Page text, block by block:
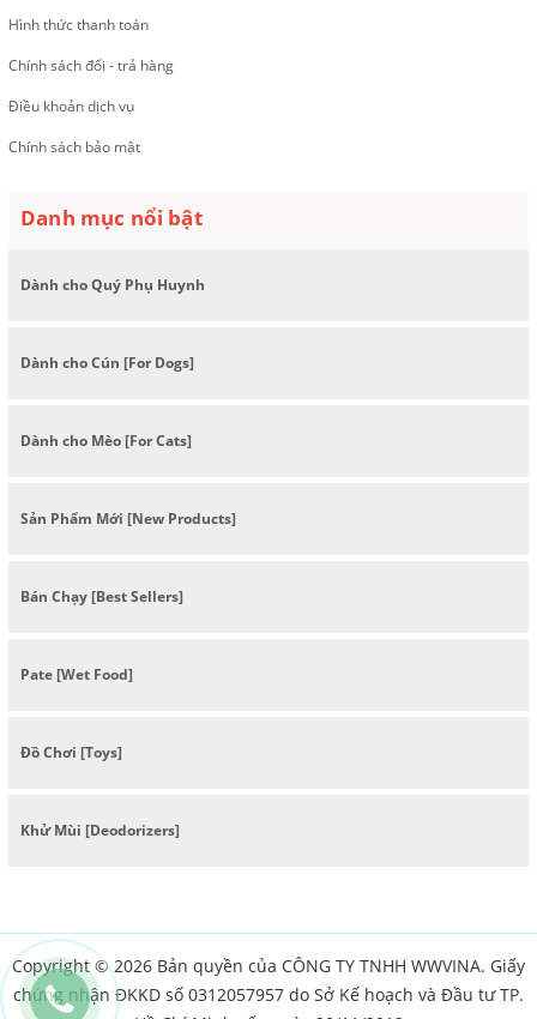
Hình thức thanh toán
Chính sách đổi - trả hàng
Điều khoản dịch vụ
Chính sách bảo mật
Danh mục nổi bật
Dành cho Quý Phụ Huynh
Dành cho Cún [For Dogs]
Dành cho Mèo [For Cats]
Sản Phẩm Mới [New Products]
Bán Chạy [Best Sellers]
Pate [Wet Food]
Đồ Chơi [Toys]
Khử Mùi [Deodorizers]
Copyright © 2026 Bản quyền của CÔNG TY TNHH WWVINA. Giấy
chứng nhận ĐKKD số 0312057957 do Sở Kế hoạch và Đầu tư TP.